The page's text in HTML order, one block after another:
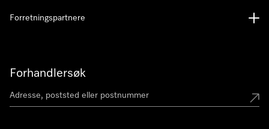
Forhandlersøk
Forretningspartnere